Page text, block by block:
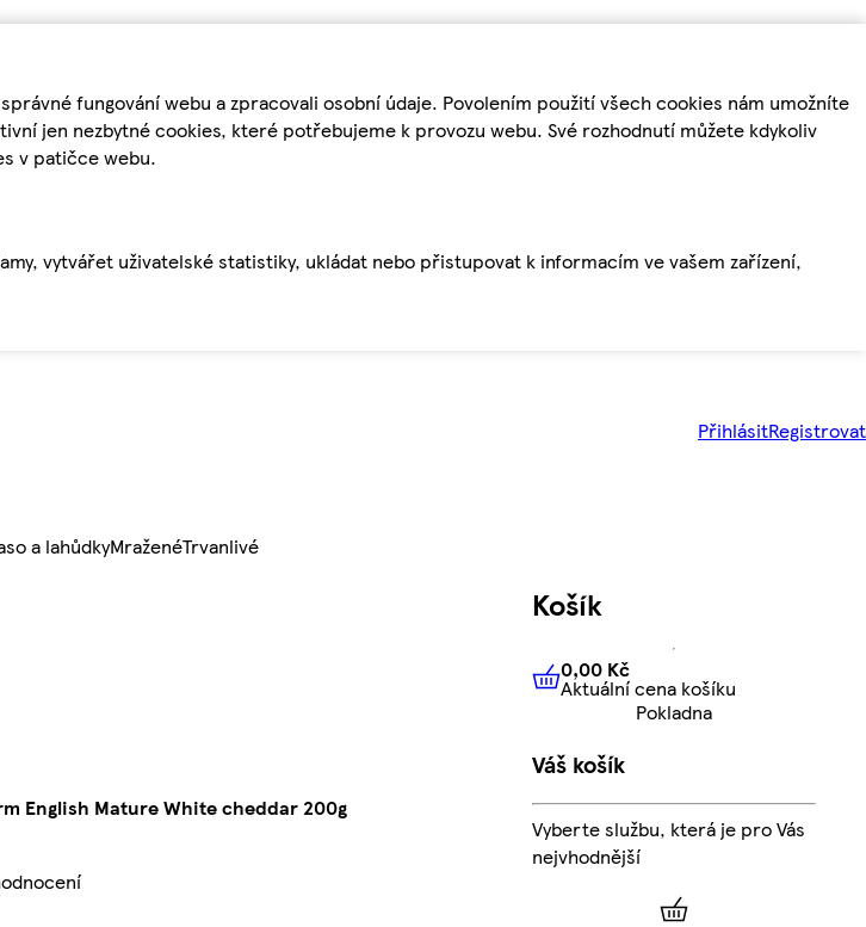
fungování webu a zpracovali osobní údaje. Povolením použití všech cookies nám umožníte
jen nezbytné cookies, které potřebujeme k provozu webu. Své rozhodnutí můžete kdykoliv
v patičce webu.
vytvářet uživatelské statistiky, ukládat nebo přistupovat k informacím ve vašem zařízení,
PřihlásitRegistrovat
a lahůdkyMraženéTrvanlivé
English Mature White cheddar 200g
Košík
0,00 KčAktuální cena košíku
0,00 Kč
Aktuální cena košíku
Pokladna
Váš košík
Vyberte službu, která je pro Vás
nejvhodnější